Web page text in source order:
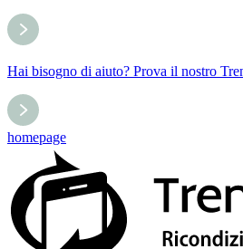
Hai bisogno di aiuto? Prova il nostro
homepage